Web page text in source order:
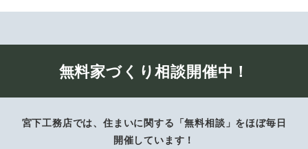
無料家づくり相談開催中！
宮下工務店では、住まいに関する「無料相談」をほぼ毎日
開催しています！